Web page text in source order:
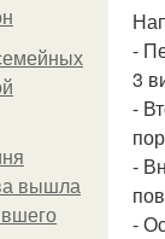
вышла
-
3
-
-
-